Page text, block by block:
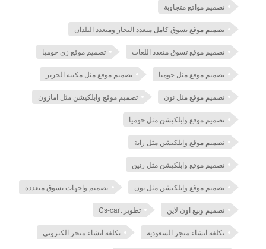
تصميم مواقع متجاوبة
تصميم موقع تسوق كامل متعدد التجار ومتعدد البلدان
تصميم موقع تسوق متعدد اللغات تصميم موقع زى جوميا
تصميم موقع مثل جوميا تصميم موقع مثل مكتبة الجرير
تصميم موقع مثل نون تصميم موقع وابلكيشن مثل امازون
تصميم موقع وابلكيشن مثل جوميا
تصميم موقع وابلكيشن مثل راية
تصميم موقع وابلكيشن مثل رنين
تصميم موقع وابلكيشن مثل نون تصميم واجهات تسوق متعددة
تصميم وبيع اون لاين تطوير Cs-cart
تكلفة انشاء متجر السعودية تكلفة انشاء متجر الكتروني